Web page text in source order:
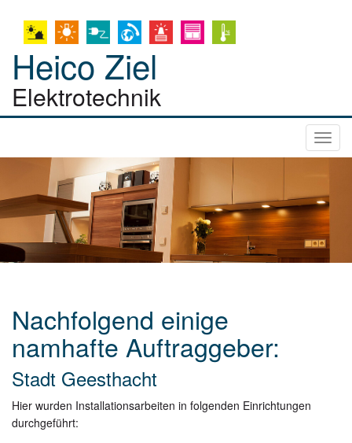
Heico Ziel
Elektrotechnik
Nachfolgend einige
namhafte Auftraggeber:
Stadt Geesthacht
Hier wurden Installationsarbeiten in folgenden Einrichtungen
durchgeführt: